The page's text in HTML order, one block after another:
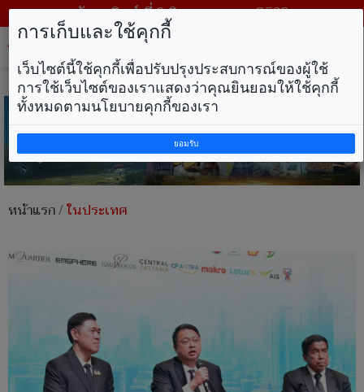
วันอาทิตย์ ที่ 9 สิงหาคม พ.ศ. 2569
หน้าแรก/ในประเทศ
การเก็บและใช้คุกกี้
เว็บไซต์นี้ใช้คุกกี้เพื่อปรับปรุงประสบการณ์ของผู้ใช้
การใช้เว็บไซต์ของเราแสดงว่าคุณยินยอมให้ใช้คุกกี้
ทั้งหมดตามนโยบายคุกกี้ของเรา
ยอมรับ